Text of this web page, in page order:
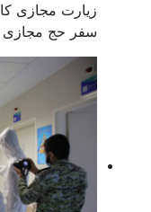
زیارت مجازی
سفر حج مجازی